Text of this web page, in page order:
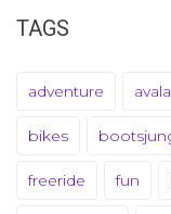
TAGS
adventure
bikes
freeride fun